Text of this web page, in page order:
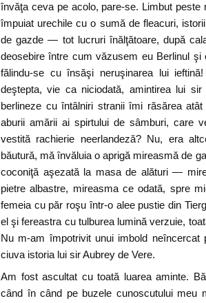
învăţa ceva pe acolo, pare-se. Limbut
împuiat urechile cu o sumă de fleacuri,
de gazde — tot lucruri înălţătoare, după
deosebire între cum văzusem eu Berlinul
fălindu-se cu însăşi neruşinarea lui
deştepta, vie ca niciodată, amintirea lui
berlineze cu întâlniri stranii îmi răsărea
aburii amării ai spirtului de sâmburi, care
vestită rachierie neerlandeză? Nu, era
băutură, mă învăluia o aprigă mireasmă de
coconiţă aşezată la masa de alături —
pietre albastre, mireasma ce odată, spre
femeia cu păr roşu într-o alee pustie din
el şi fereastra cu tulburea lumină verzuie,
Nu m-am împotrivit unui imbold
ciuva istoria lui sir Aubrey de Vere.
Am fost ascultat cu toată luarea aminte.
când în când pe buzele cunoscutului meu